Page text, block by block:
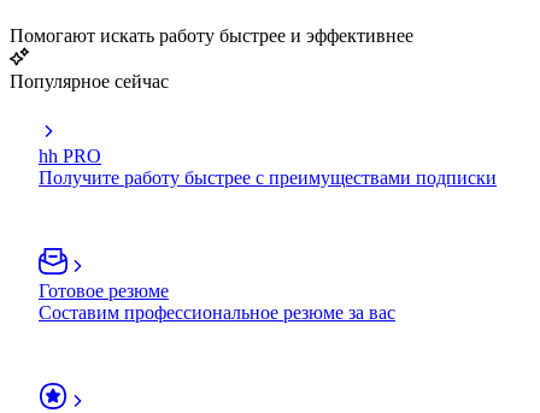
Помогают искать работу быстрее и эффективнее
Популярное сейчас
hh PRO
Получите работу быстрее с преимуществами подписки
Готовое резюме
Составим профессиональное резюме за вас